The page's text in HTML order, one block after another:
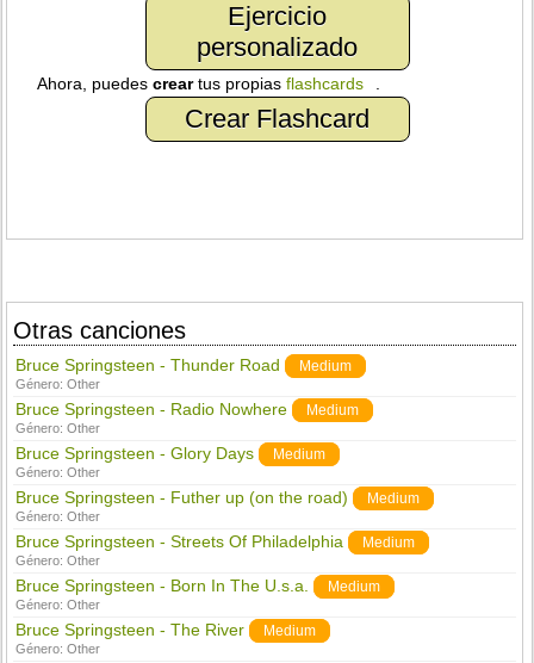
Ejercicio
personalizado
Ahora, puedescreartus propiasflashcards
Crear Flashcard
Otras canciones
Bruce Springsteen - Thunder Road Medium
Género:Other
Bruce Springsteen - Radio Nowhere Medium
Género:Other
Bruce Springsteen - Glory Days Medium
Género:Other
Bruce Springsteen - Futher up (on the road) Medium
Género:Other
Bruce Springsteen - Streets Of Philadelphia Medium
Género:Other
Bruce Springsteen - Born In The U.s.a. Medium
Género:Other
Bruce Springsteen - The River Medium
Género:Other